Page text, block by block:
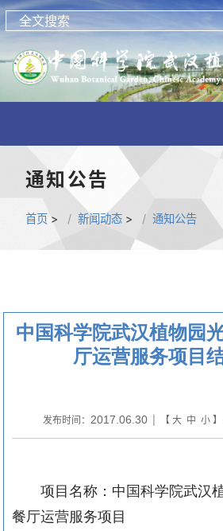
通知公告
首页 > 新闻动态 > 通知公告
中国科学院武汉植物园
厅运营服务项目
发布时间： 2017.06.30| 【 大 中 小
项目名称： 中国科学院武汉
餐厅运营服务项目